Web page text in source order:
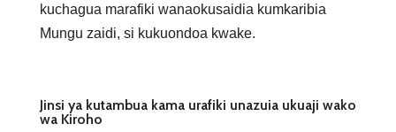
kuchagua marafiki wanaokusaidia kumkaribia
Mungu zaidi, si kukuondoa kwake.
Jinsi ya kutambua kama urafiki unazuia ukuaji wako
wa Kiroho